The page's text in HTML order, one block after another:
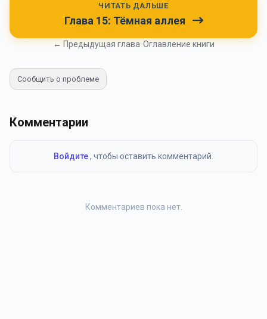
ЧИТАТЬ ДАЛЬШЕ
Глава 15: Тёмная аллея
← Предыдущая глава Оглавление книги
Сообщить о проблеме
Комментарии
Войдите, чтобы оставить комментарий.
Комментариев пока нет.